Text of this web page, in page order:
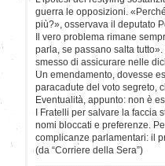
guerra le opposizioni.
più?», osservava il deputato
Il vero problema rimane
parla, se passano salta
smesso di assicurare nelle
Un emendamento, dovesse
paracadute del voto segreto,
Eventualità, appunto: non è
I Fratelli per salvare la
nomi bloccati e preferenze.
complicanze parlamentari: il
(da “Corriere della Sera”)